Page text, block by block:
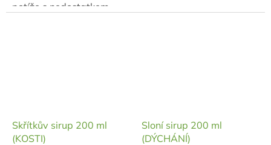
potíže s nedostatkem
Skřítkův sirup 200 ml
(KOSTI)
Sloní sirup 200 ml
(DÝCHÁNÍ)